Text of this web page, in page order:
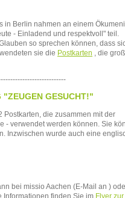
in Berlin nahmen an einem
- Einladend und respektvoll" teil.
so sprechen können, dass
sie die Postkarten , die
"ZEUGEN GESUCHT!"
die zusammen mit der
- verwendet werden können. Sie
Inzwischen wurde auch eine
bei missio Aachen (E-Mail an )
Informationen finden Sie im Flyer zur